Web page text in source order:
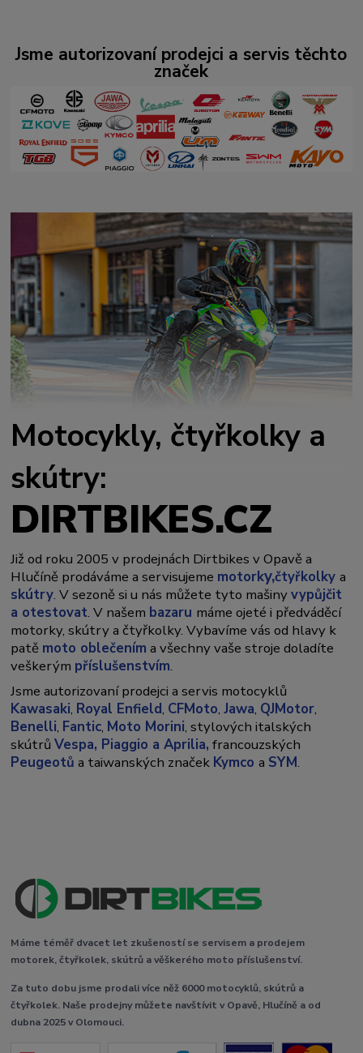
Jsme autorizovaní prodejci a servis těchto
značek
Motocykly, čtyřkolky a
skútry:
DIRTBIKES.CZ
Již od roku 2005 v prodejnách Dirtbikes v Opavě a
Hlučíně prodáváme a servisujeme motorky,čtyřkolkya
skútry. V sezoně si u nás můžete tyto mašinyvypůjčit
a otestovat. V našem bazaru máme ojeté i předváděcí
motorky, skútry a čtyřkolky. Vybavíme vás od hlavy k
patě moto oblečením a všechny vaše stroje doladíte
veškerým příslušenstvím.
Jsme autorizovaní prodejci a servis motocyklů
Kawasaki, Royal Enfield, CFMoto,Jawa, QJMotor,
Benelli, Fantic, Moto Morini, stylových italských
skútrůVespa, Piaggio a Aprilia, francouzských
Peugeotů a taiwanských značek Kymcoa SYM.
Máme téměř dvacet let zkušeností se servisem a prodejem
motorek, čtyřkolek, skútrů a věškerého moto příslušenství.
Za tuto dobu jsme prodali více něž 6000 motocyklů, skútrů a
čtyřkolek. Naše prodejny můžete navštívit v Opavě, Hlučíně a od
dubna 2025 v Olomouci.